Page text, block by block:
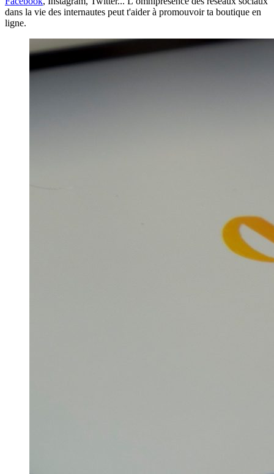
dans la vie des internautes peut t'aider à promouvoir ta boutique en
ligne.